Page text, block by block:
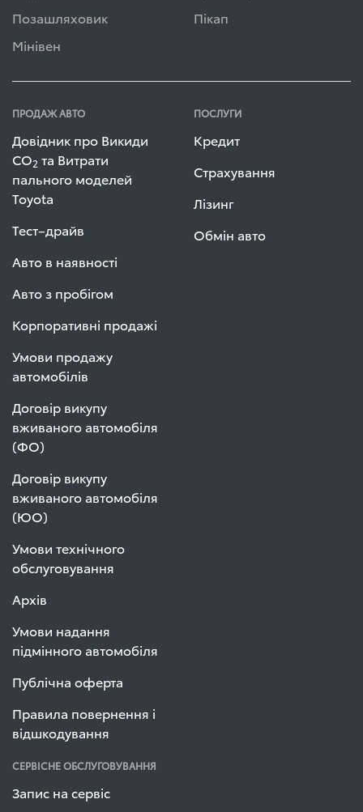
Позашляховик
Пікап
Мінівен
ПРОДАЖ АВТО
Довідник про Викиди
СО2 та Витрати
пального моделей
Toyota
Тест–драйв
Авто в наявності
Авто з пробігом
Корпоративні продажі
Умови продажу
автомобілів
Договір викупу
вживаного автомобіля
(ФО)
Договір викупу
вживаного автомобіля
(ЮО)
Умови технічного
обслуговування
Архів
Умови надання
підмінного автомобіля
Публічна оферта
Правила повернення і
відшкодування
ПОСЛУГИ
Кредит
Страхування
Лізинг
Обмін авто
СЕРВІСНЕ ОБСЛУГОВУВАННЯ
Запис на сервіс